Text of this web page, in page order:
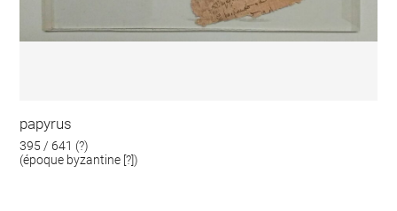
papyrus
395 / 641 (?)
(époque byzantine [?])